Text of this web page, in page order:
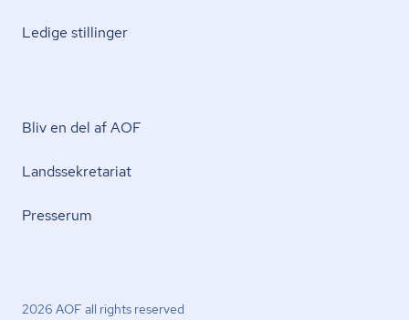
Ledige stillinger
Bliv en del af AOF
Lands­se­kre­ta­ri­at
Presserum
2026 AOF all rights reserved